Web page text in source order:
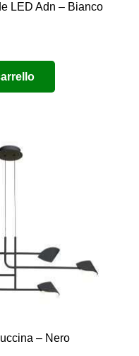
LED Adn – Bianco
– Nero